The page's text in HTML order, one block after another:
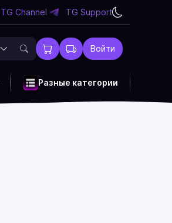
TG Channel TG Support
Войти
Разные категории